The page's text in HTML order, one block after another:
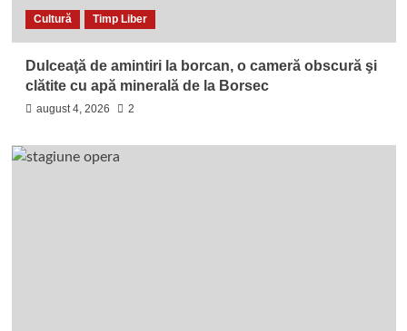
Cultură Timp Liber
Dulceaţă de amintiri la borcan, o cameră obscură şi
clătite cu apă minerală de la Borsec
august 4, 2026 2